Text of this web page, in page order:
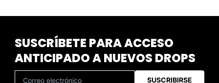
SUSCRÍBETE PARA ACCESO
ANTICIPADO A NUEVOS DROPS
SUSCRIBIRSE